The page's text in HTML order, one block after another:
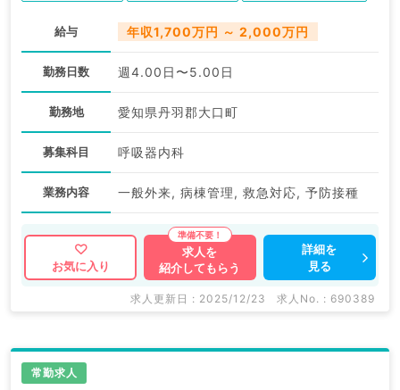
給与 年収1,700万円 ～ 2,000万円
勤務日数 週4.00日〜5.00日
勤務地 愛知県丹羽郡大口町
募集科目 呼吸器内科
業務内容 一般外来, 病棟管理, 救急対応, 予防接種
お気に入り
求人を
紹介してもらう
詳細を
見る
求人更新日 : 2025/12/23 求人No. : 690389
常勤求人